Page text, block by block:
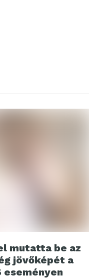
mutatta be az
jövőképét a
eseményen